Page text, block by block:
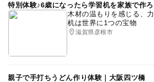
特別体験♪6歳になったら学習机を家族で作ろ
木材の温もりを感じる、
机は世界に1つの宝物
滋賀県彦根市
親子で手打ちうどん作り体験｜大阪四ツ橋